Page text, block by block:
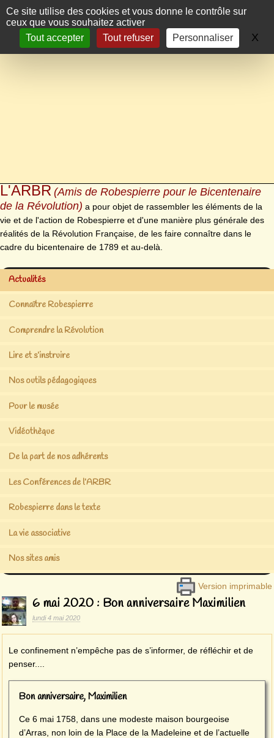
Panneau de gestion des cookies
Ce site utilise des cookies et vous donne le contrôle sur
ceux que vous souhaitez activer
Tout accepter
Tout refuser Personnaliser X
L'ARBR (Amis de Robespierre pour le Bicentenaire
de la Révolution) a pour objet de rassembler les éléments de la
vie et de l'action de Robespierre et d'une manière plus générale des
réalités de la Révolution Française, de les faire connaître dans le
cadre du bicentenaire de 1789 et au-delà.
Actualités
Connaître Robespierre
Comprendre la Révolution
Lire et s’instruire
Nos outils pédagogiques
Pour le musée
Vidéothèque
De la part de nos adhérents
Les Conférences de l’ARBR
Robespierre dans le texte
La vie associative
Nos sites amis
Version imprimable
6 mai 2020 : Bon anniversaire Maximilien
lundi 4 mai 2020
Le confinement n’empêche pas de s’informer, de réfléchir et de
penser....
Bon anniversaire, Maximilien
Ce 6 mai 1758, dans une modeste maison bourgeoise
d’Arras, non loin de la Place de la Madeleine et de l’actuelle